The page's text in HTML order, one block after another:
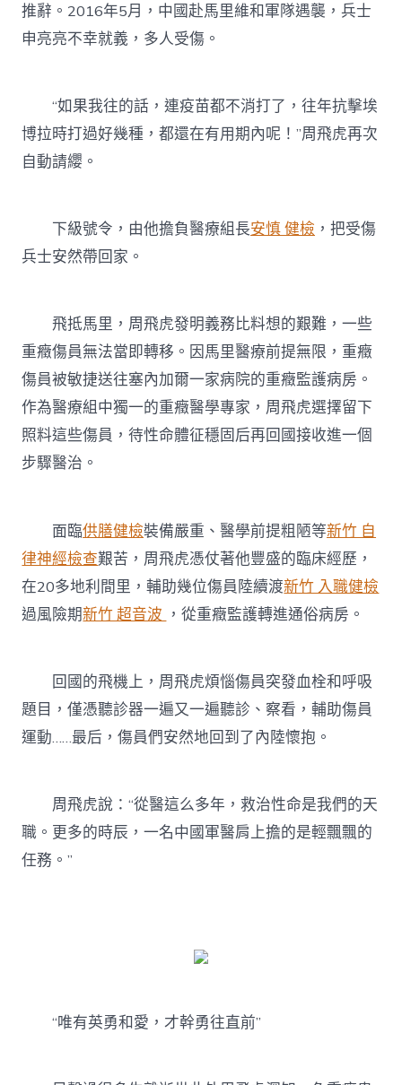
推辭。2016年5月，中國赴馬里維和軍隊遇襲，兵士
申亮亮不幸就義，多人受傷。
“如果我往的話，連疫苗都不消打了，往年抗擊埃
博拉時打過好幾種，都還在有用期內呢！”周飛虎再次
自動請纓。
下級號令，由他擔負醫療組長安慎 健檢 ，把受傷
兵士安然帶回家。
飛抵馬里，周飛虎發明義務比料想的艱難，一些
重癥傷員無法當即轉移。因馬里醫療前提無限，重癥
傷員被敏捷送往塞內加爾一家病院的重癥監護病房。
作為醫療組中獨一的重癥醫學專家，周飛虎選擇留下
照料這些傷員，待性命體征穩固后再回國接收進一個
步驟醫治。
面臨供膳健檢裝備嚴重、醫學前提粗陋等新竹 自
律神經檢查艱苦，周飛虎憑仗著他豐盛的臨床經歷，
在20多地利間里，輔助幾位傷員陸續渡新竹 入職健檢
過風險期新竹 超音波 ，從重癥監護轉進通俗病房。
回國的飛機上，周飛虎煩惱傷員突發血栓和呼吸
題目，僅憑聽診器一遍又一遍聽診、察看，輔助傷員
運動……最后，傷員們安然地回到了內陸懷抱。
周飛虎說：“從醫這么多年，救治性命是我們的天
職。更多的時辰，一名中國軍醫肩上擔的是輕飄飄的
任務。”
“唯有英勇和愛，才幹勇往直前”